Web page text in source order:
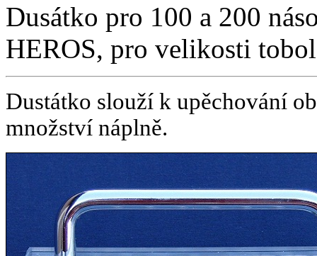
Dusátko pro 100 a 200
HEROS, pro velikosti
Dustátko slouží k upěchování
množství náplně.